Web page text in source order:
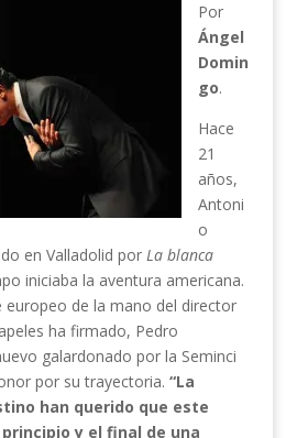
Por
Ángel
Domin
go.
Hace
21
años,
Antoni
o
en Valladolid por La blanca
iniciaba la aventura americana.
europeo de la mano del director
ha firmado, Pedro
galardonado por la Seminci
por su trayectoria. “La
han querido que este
y el final de una